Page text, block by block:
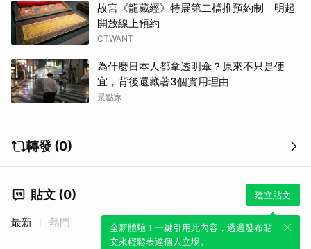
故宮《龍藏經》特展第二檔推預約制 明起
開放線上預約
CTWANT
為什麼日本人都拿透明傘？原來不只是便
宜，背後還藏著3個實用理由
景點家
轉發 (0)
貼文 (0) 建立貼文
全新體驗！一鍵引用此內容，透過發布貼
文來輕鬆表達個人立場。
最新 熱門